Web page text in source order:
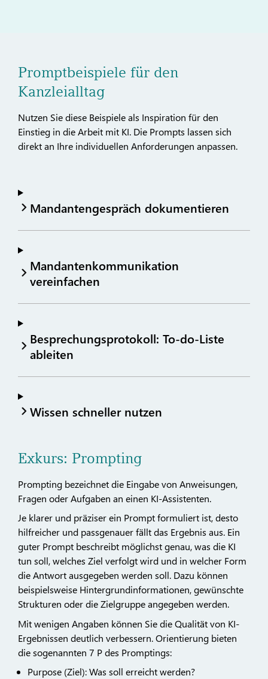
Promptbeispiele für den
Kanzleialltag
Nutzen Sie diese Beispiele als Inspiration für den
Einstieg in die Arbeit mit KI. Die Prompts lassen sich
direkt an Ihre individuellen Anforderungen anpassen.
Mandantengespräch dokumentieren
Mandantenkommunikation
vereinfachen
Besprechungsprotokoll: To-do-Liste
ableiten
Wissen schneller nutzen
Exkurs: Prompting
Prompting bezeichnet die Eingabe von Anweisungen,
Fragen oder Aufgaben an einen KI-Assistenten.
Je klarer und präziser ein Prompt formuliert ist, desto
hilfreicher und passgenauer fällt das Ergebnis aus. Ein
guter Prompt beschreibt möglichst genau, was die KI
tun soll, welches Ziel verfolgt wird und in welcher Form
die Antwort ausgegeben werden soll. Dazu können
beispielsweise Hintergrundinformationen, gewünschte
Strukturen oder die Zielgruppe angegeben werden.
Mit wenigen Angaben können Sie die Qualität von KI-
Ergebnissen deutlich verbessern. Orientierung bieten
die sogenannten 7 P des Promptings:
Purpose (Ziel): Was soll erreicht werden?